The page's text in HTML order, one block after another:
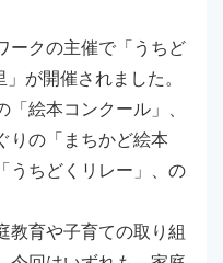
ークの主催で「うちど
が開催されました。
絵本コンクール」、
りの「まちかど絵本
うちどくリレー」、の
育や子育ての取り組